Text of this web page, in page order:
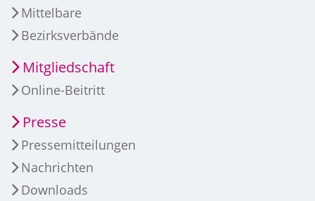
Mittelbare
Bezirksverbände
Mitgliedschaft
Online-Beitritt
Presse
Pressemitteilungen
Nachrichten
Downloads